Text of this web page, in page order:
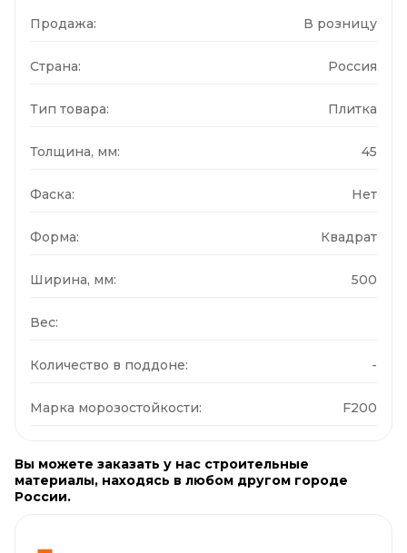
Продажа: В розницу
Страна: Россия
Тип товара: Плитка
Толщина, мм: 45
Фаска: Нет
Форма: Квадрат
Ширина, мм: 500
Вес:
Количество в поддоне: -
Марка морозостойкости: F200
Вы можете заказать у нас строительные
материалы, находясь в любом другом городе
России.